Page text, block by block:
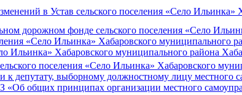
в Устав сельского поселения «Село Ильинка»
дорожном фонде сельского поселения «Село
«Село Ильинка» Хабаровского муниципального
Ильинка» Хабаровского муниципального района
поселения «Село Ильинка» Хабаровского
депутату, выборному должностному лицу местного
«Об общих принципах организации местного